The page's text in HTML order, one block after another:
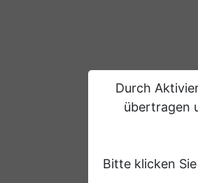
Durch
übertragen
Bitte klicken